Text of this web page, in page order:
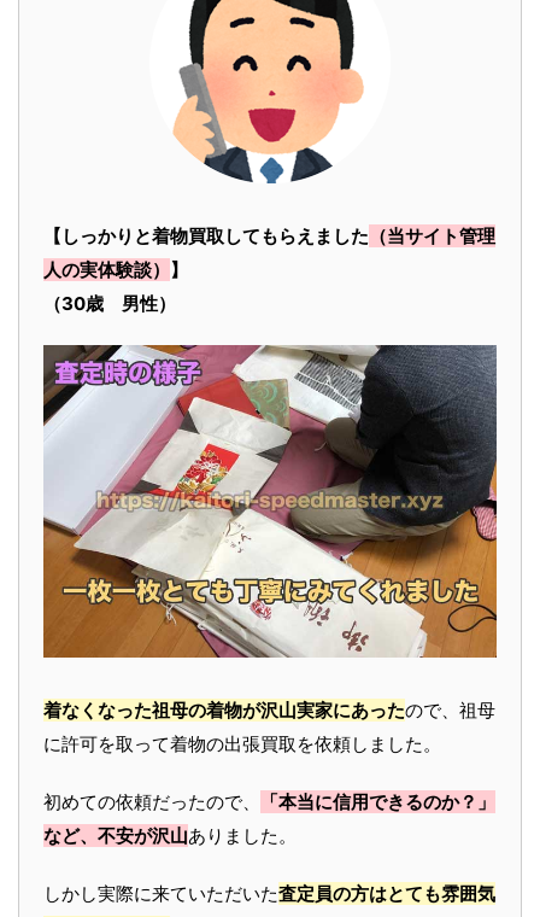
【しっかりと着物買取してもらえました （当サイト管理
人の実体験談） 】
（30歳 男性）
着なくなった祖母の着物が沢山実家にあったので、祖母
に許可を取って着物の出張買取を依頼しました。
初めての依頼だったので、
「本当に信用できるのか？」
など、不安が沢山ありました。
しかし実際に来ていただいた査定員の方はとても雰囲気